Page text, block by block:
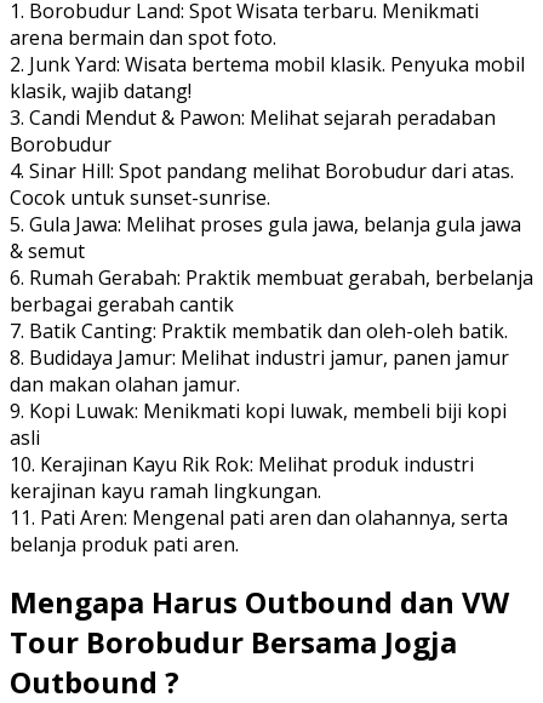
1. Borobudur Land: Spot Wisata terbaru. Menikmati
arena bermain dan spot foto.
2. Junk Yard: Wisata bertema mobil klasik. Penyuka mobil
klasik, wajib datang!
3. Candi Mendut & Pawon: Melihat sejarah peradaban
Borobudur
4. Sinar Hill: Spot pandang melihat Borobudur dari atas.
Cocok untuk sunset-sunrise.
5. Gula Jawa: Melihat proses gula jawa, belanja gula jawa
& semut
6. Rumah Gerabah: Praktik membuat gerabah, berbelanja
berbagai gerabah cantik
7. Batik Canting: Praktik membatik dan oleh-oleh batik.
8. Budidaya Jamur: Melihat industri jamur, panen jamur
dan makan olahan jamur.
9. Kopi Luwak: Menikmati kopi luwak, membeli biji kopi
asli
10. Kerajinan Kayu Rik Rok: Melihat produk industri
kerajinan kayu ramah lingkungan.
11. Pati Aren: Mengenal pati aren dan olahannya, serta
belanja produk pati aren.
Mengapa Harus Outbound dan VW
Tour Borobudur Bersama Jogja
Outbound ?